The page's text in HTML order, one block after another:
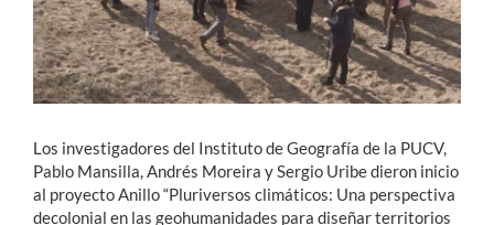
Funcionarios
Alumni
English
Los investigadores del Instituto de Geografía de la PUCV,
Pablo Mansilla, Andrés Moreira y Sergio Uribe dieron inicio
al proyecto Anillo “Pluriversos climáticos: Una perspectiva
decolonial en las geohumanidades para diseñar territorios